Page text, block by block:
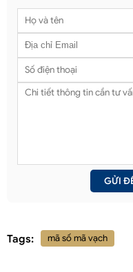
Tags: mã số mã vạch